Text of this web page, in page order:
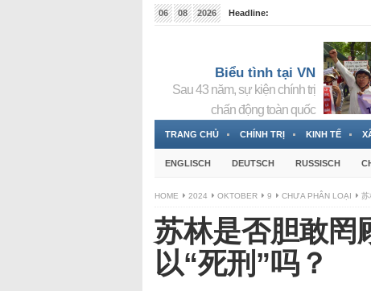
06 08 2026
Headline:
Biểu tình tại VN
Sau 43 năm, sự kiện chính trị
chấn động toàn quốc
TRANG CHỦ CHÍNH TRỊ KINH TẾ
ENGLISCH DEUTSCH RUSSISCH
HOME 2024 OKTOBER 9 CHƯA PHÂN LOẠI 苏
苏林是否胆敢罔
以“死刑”吗？